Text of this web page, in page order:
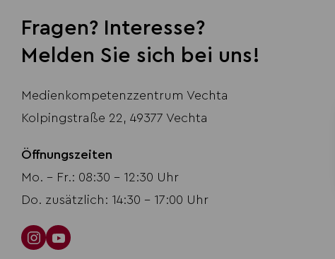
Fragen? Interesse?
Melden Sie sich bei uns!
Medienkompetenzzentrum Vechta
Kolpingstraße 22, 49377 Vechta
Öffnungszeiten
Mo. - Fr.: 08:30 - 12:30 Uhr
Do. zusätzlich: 14:30 - 17:00 Uhr